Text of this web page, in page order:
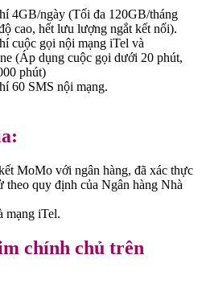
4GB/ngày (Tối đa 120GB/tháng
cao, hết lưu lượng ngắt kết nối).
cuộc gọi nội mạng iTel và
(Áp dụng cuộc gọi dưới 20 phút,
phút)
60 SMS nội mạng.
MoMo với ngân hàng, đã xác thực
theo quy định của Ngân hàng Nhà
mạng iTel.
chính chủ trên